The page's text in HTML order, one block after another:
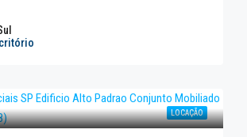
LOCAÇÃO